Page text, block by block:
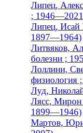
Липец,
;
Липец, Исай
1897—1964)
Литвяков,
болезни ;
Лоллини,
физиология
Луд,
Лясс, Мирон
1899—1946)
Мартов,